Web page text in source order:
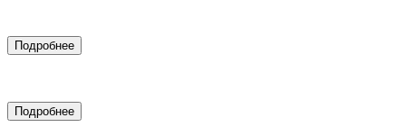
Подробнее
Подробнее